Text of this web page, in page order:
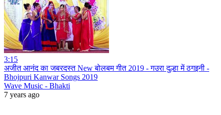
3:15
अजीत आनंद का जबरदस्त New बोलबम गीत 2019 - गउरा दुल्हा में ठगइनी -
Bhojpuri Kanwar Songs 2019
Wave Music - Bhakti
7 years ago